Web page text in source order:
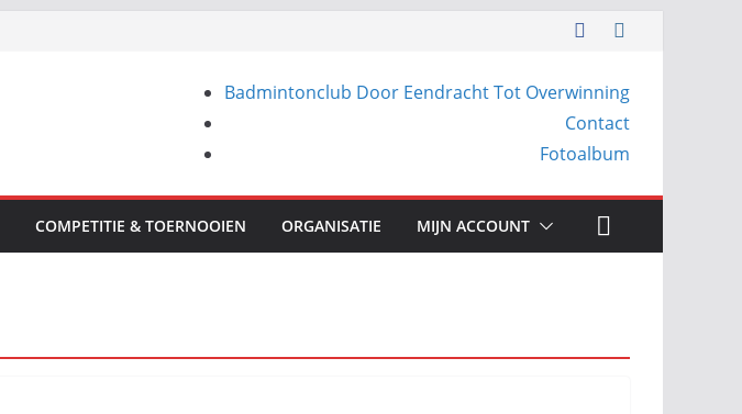
Badmintonclub Door Eendracht Tot Overwinning
Contact
Fotoalbum
COMPETITIE & TOERNOOIEN ORGANISATIE MIJN ACCOUNT